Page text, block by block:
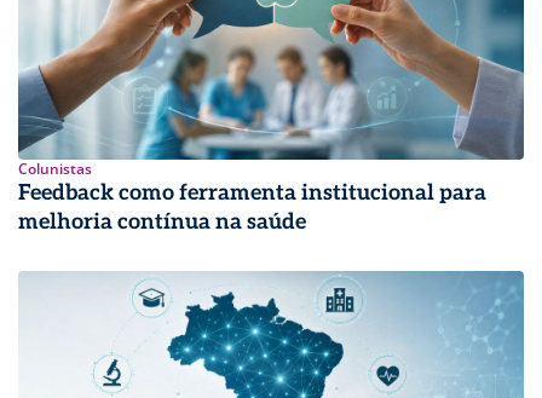
Colunistas
Feedback como ferramenta institucional para
melhoria contínua na saúde